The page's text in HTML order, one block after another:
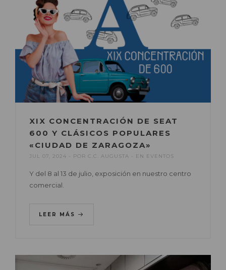
XIX CONCENTRACIÓN DE SEAT
600 Y CLÁSICOS POPULARES
«CIUDAD DE ZARAGOZA»
JUL 07, 2024 POR C.C. AUGUSTA EN EVENTOS
Y del 8 al 13 de julio, exposición en nuestro centro
comercial.
LEER MÁS